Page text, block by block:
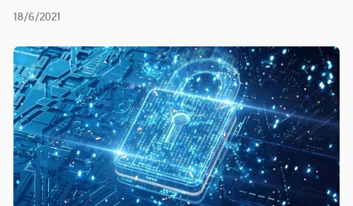
18/6/2021